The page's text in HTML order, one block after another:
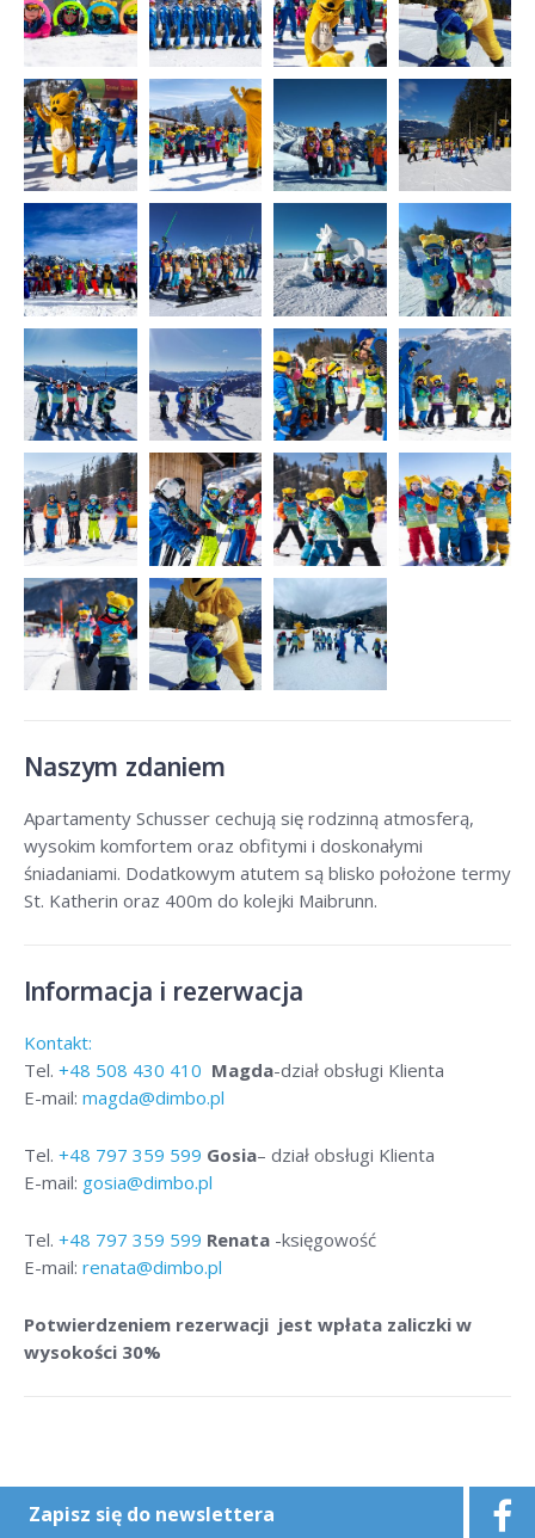
Naszym zdaniem
Apartamenty Schusser cechują się rodzinną atmosferą,
wysokim komfortem oraz obfitymi i doskonałymi
śniadaniami. Dodatkowym atutem są blisko położone termy
St. Katherin oraz 400m do kolejki Maibrunn.
Informacja i rezerwacja
Kontakt:
Tel. +48 508 430 410 Magda-dział obsługi Klienta
E-mail: magda@dimbo.pl
Tel. +48 797 359 599 Gosia– dział obsługi Klienta
E-mail: gosia@dimbo.pl
Tel. +48 797 359 599 Renata -księgowość
E-mail: renata@dimbo.pl
Potwierdzeniem rezerwacji jest wpłata zaliczki w
wysokości 30%
Zapisz się do newslettera